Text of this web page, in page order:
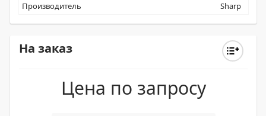
Производитель
Sharp
На заказ
Цена по запросу